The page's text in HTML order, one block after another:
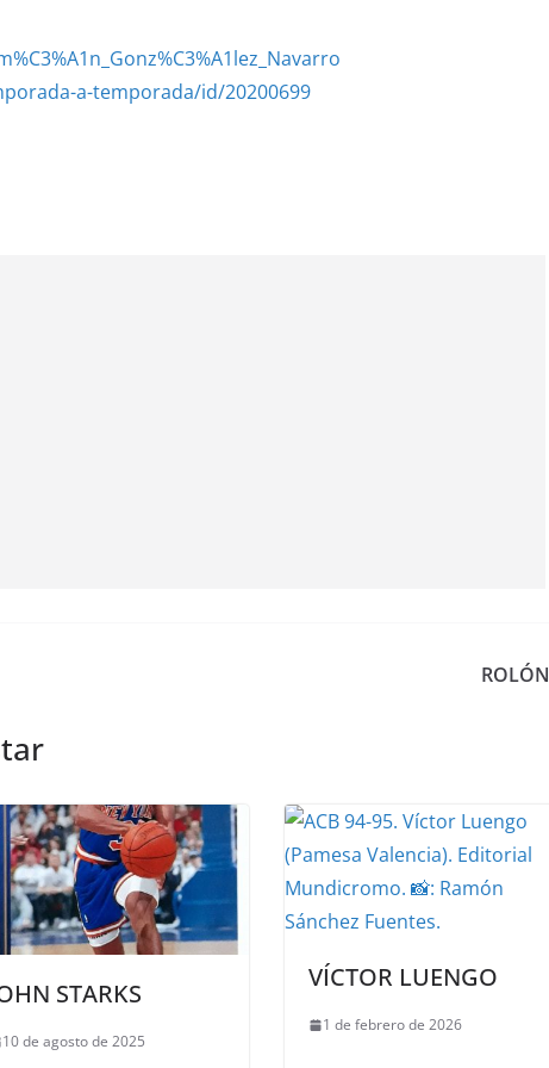
a-temporada/id/20200699
ROLÓN
STARKS
10 de agosto de 2025
VÍCTOR LUENGO
1 de febrero de 2026